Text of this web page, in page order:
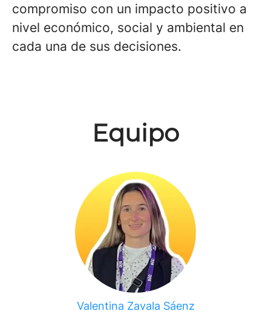
compromiso con un impacto positivo a
nivel económico, social y ambiental en
cada una de sus decisiones.
Equipo
Valentina Zavala Sáenz